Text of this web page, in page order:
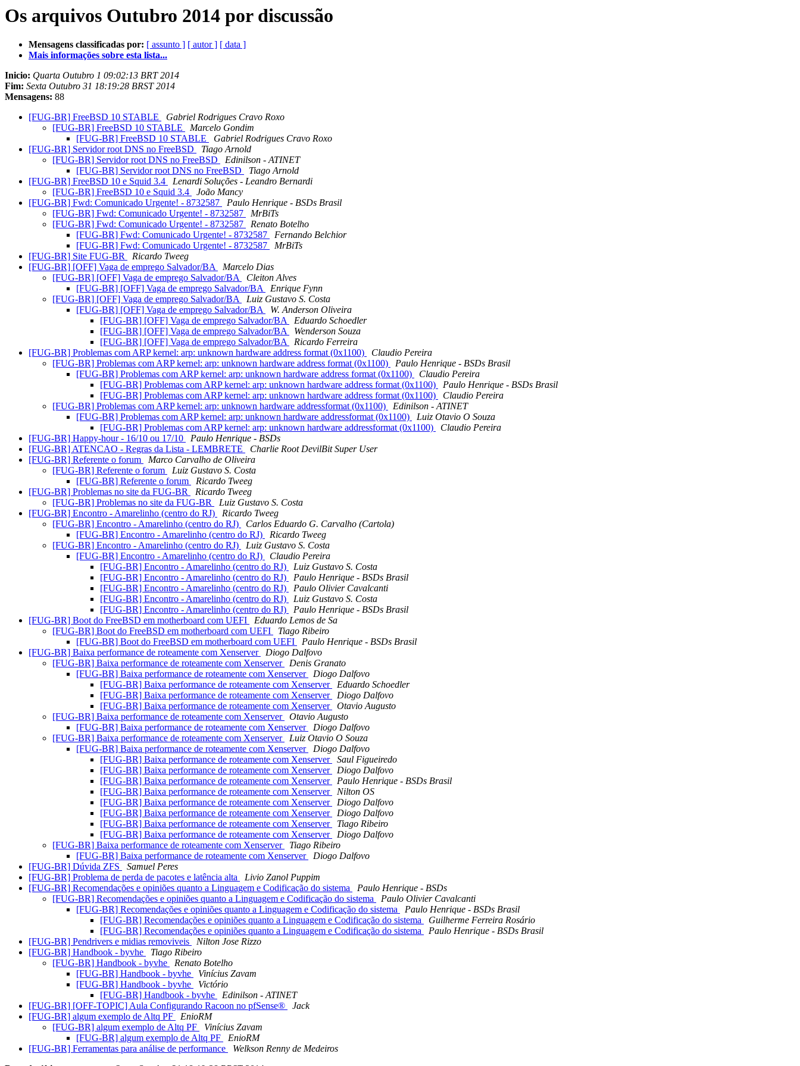
Os arquivos Outubro 2014 por discussão
Mensagens classificadas por: [ assunto ] [ autor ] [ data ]
Mais informações sobre esta lista...
Inicio: Quarta Outubro 1 09:02:13 BRT 2014
Fim: Sexta Outubro 31 18:19:28 BRST 2014
Mensagens: 88
[FUG-BR] FreeBSD 10 STABLE
Gabriel Rodrigues Cravo Roxo
[FUG-BR] FreeBSD 10 STABLE
Marcelo Gondim
[FUG-BR] FreeBSD 10 STABLE
Gabriel Rodrigues Cravo Roxo
[FUG-BR] Servidor root DNS no FreeBSD
Tiago Arnold
[FUG-BR] Servidor root DNS no FreeBSD
Edinilson - ATINET
[FUG-BR] Servidor root DNS no FreeBSD
Tiago Arnold
[FUG-BR] FreeBSD 10 e Squid 3.4
Lenardi Soluções - Leandro Bernardi
[FUG-BR] FreeBSD 10 e Squid 3.4
João Mancy
[FUG-BR] Fwd: Comunicado Urgente! - 8732587
Paulo Henrique - BSDs Brasil
[FUG-BR] Fwd: Comunicado Urgente! - 8732587
MrBiTs
[FUG-BR] Fwd: Comunicado Urgente! - 8732587
Renato Botelho
[FUG-BR] Fwd: Comunicado Urgente! - 8732587
Fernando Belchior
[FUG-BR] Fwd: Comunicado Urgente! - 8732587
MrBiTs
[FUG-BR] Site FUG-BR
Ricardo Tweeg
[FUG-BR] [OFF] Vaga de emprego Salvador/BA
Marcelo Dias
[FUG-BR] [OFF] Vaga de emprego Salvador/BA
Cleiton Alves
[FUG-BR] [OFF] Vaga de emprego Salvador/BA
Enrique Fynn
[FUG-BR] [OFF] Vaga de emprego Salvador/BA
Luiz Gustavo S. Costa
[FUG-BR] [OFF] Vaga de emprego Salvador/BA
W. Anderson Oliveira
[FUG-BR] [OFF] Vaga de emprego Salvador/BA
Eduardo Schoedler
[FUG-BR] [OFF] Vaga de emprego Salvador/BA
Wenderson Souza
[FUG-BR] [OFF] Vaga de emprego Salvador/BA
Ricardo Ferreira
[FUG-BR] Problemas com ARP kernel: arp: unknown hardware address format (0x1100)
Claudio Pereira
[FUG-BR] Problemas com ARP kernel: arp: unknown hardware address format (0x1100)
Paulo Henrique - BSDs Brasil
[FUG-BR] Problemas com ARP kernel: arp: unknown hardware address format (0x1100)
Claudio Pereira
[FUG-BR] Problemas com ARP kernel: arp: unknown hardware address format (0x1100)
Paulo Henrique - BSDs Brasil
[FUG-BR] Problemas com ARP kernel: arp: unknown hardware address format (0x1100)
Claudio Pereira
[FUG-BR] Problemas com ARP kernel: arp: unknown hardware addressformat (0x1100)
Edinilson - ATINET
[FUG-BR] Problemas com ARP kernel: arp: unknown hardware addressformat (0x1100)
Luiz Otavio O Souza
[FUG-BR] Problemas com ARP kernel: arp: unknown hardware addressformat (0x1100)
Claudio Pereira
[FUG-BR] Happy-hour - 16/10 ou 17/10
Paulo Henrique - BSDs
[FUG-BR] ATENCAO - Regras da Lista - LEMBRETE
Charlie Root DevilBit Super User
[FUG-BR] Referente o forum
Marco Carvalho de Oliveira
[FUG-BR] Referente o forum
Luiz Gustavo S. Costa
[FUG-BR] Referente o forum
Ricardo Tweeg
[FUG-BR] Problemas no site da FUG-BR
Ricardo Tweeg
[FUG-BR] Problemas no site da FUG-BR
Luiz Gustavo S. Costa
[FUG-BR] Encontro - Amarelinho (centro do RJ)
Ricardo Tweeg
[FUG-BR] Encontro - Amarelinho (centro do RJ)
Carlos Eduardo G. Carvalho (Cartola)
[FUG-BR] Encontro - Amarelinho (centro do RJ)
Ricardo Tweeg
[FUG-BR] Encontro - Amarelinho (centro do RJ)
Luiz Gustavo S. Costa
[FUG-BR] Encontro - Amarelinho (centro do RJ)
Claudio Pereira
[FUG-BR] Encontro - Amarelinho (centro do RJ)
Luiz Gustavo S. Costa
[FUG-BR] Encontro - Amarelinho (centro do RJ)
Paulo Henrique - BSDs Brasil
[FUG-BR] Encontro - Amarelinho (centro do RJ)
Paulo Olivier Cavalcanti
[FUG-BR] Encontro - Amarelinho (centro do RJ)
Luiz Gustavo S. Costa
[FUG-BR] Encontro - Amarelinho (centro do RJ)
Paulo Henrique - BSDs Brasil
[FUG-BR] Boot do FreeBSD em motherboard com UEFI
Eduardo Lemos de Sa
[FUG-BR] Boot do FreeBSD em motherboard com UEFI
Tiago Ribeiro
[FUG-BR] Boot do FreeBSD em motherboard com UEFI
Paulo Henrique - BSDs Brasil
[FUG-BR] Baixa performance de roteamente com Xenserver
Diogo Dalfovo
[FUG-BR] Baixa performance de roteamente com Xenserver
Denis Granato
[FUG-BR] Baixa performance de roteamente com Xenserver
Diogo Dalfovo
[FUG-BR] Baixa performance de roteamente com Xenserver
Eduardo Schoedler
[FUG-BR] Baixa performance de roteamente com Xenserver
Diogo Dalfovo
[FUG-BR] Baixa performance de roteamente com Xenserver
Otavio Augusto
[FUG-BR] Baixa performance de roteamente com Xenserver
Otavio Augusto
[FUG-BR] Baixa performance de roteamente com Xenserver
Diogo Dalfovo
[FUG-BR] Baixa performance de roteamente com Xenserver
Luiz Otavio O Souza
[FUG-BR] Baixa performance de roteamente com Xenserver
Diogo Dalfovo
[FUG-BR] Baixa performance de roteamente com Xenserver
Saul Figueiredo
[FUG-BR] Baixa performance de roteamente com Xenserver
Diogo Dalfovo
[FUG-BR] Baixa performance de roteamente com Xenserver
Paulo Henrique - BSDs Brasil
[FUG-BR] Baixa performance de roteamente com Xenserver
Nilton OS
[FUG-BR] Baixa performance de roteamente com Xenserver
Diogo Dalfovo
[FUG-BR] Baixa performance de roteamente com Xenserver
Diogo Dalfovo
[FUG-BR] Baixa performance de roteamente com Xenserver
Tiago Ribeiro
[FUG-BR] Baixa performance de roteamente com Xenserver
Diogo Dalfovo
[FUG-BR] Baixa performance de roteamente com Xenserver
Tiago Ribeiro
[FUG-BR] Baixa performance de roteamente com Xenserver
Diogo Dalfovo
[FUG-BR] Dúvida ZFS
Samuel Peres
[FUG-BR] Problema de perda de pacotes e latência alta
Livio Zanol Puppim
[FUG-BR] Recomendações e opiniões quanto a Linguagem e Codificação do sistema
Paulo Henrique - BSDs
[FUG-BR] Recomendações e opiniões quanto a Linguagem e Codificação do sistema
Paulo Olivier Cavalcanti
[FUG-BR] Recomendações e opiniões quanto a Linguagem e Codificação do sistema
Paulo Henrique - BSDs Brasil
[FUG-BR] Recomendações e opiniões quanto a Linguagem e Codificação do sistema
Guilherme Ferreira Rosário
[FUG-BR] Recomendações e opiniões quanto a Linguagem e Codificação do sistema
Paulo Henrique - BSDs Brasil
[FUG-BR] Pendrivers e midias removiveis
Nilton Jose Rizzo
[FUG-BR] Handbook - byvhe
Tiago Ribeiro
[FUG-BR] Handbook - byvhe
Renato Botelho
[FUG-BR] Handbook - byvhe
Vinícius Zavam
[FUG-BR] Handbook - byvhe
Victório
[FUG-BR] Handbook - byvhe
Edinilson - ATINET
[FUG-BR] [OFF-TOPIC] Aula Configurando Racoon no pfSense®
Jack
[FUG-BR] algum exemplo de Altq PF
EnioRM
[FUG-BR] algum exemplo de Altq PF
Vinícius Zavam
[FUG-BR] algum exemplo de Altq PF
EnioRM
[FUG-BR] Ferramentas para análise de performance
Welkson Renny de Medeiros